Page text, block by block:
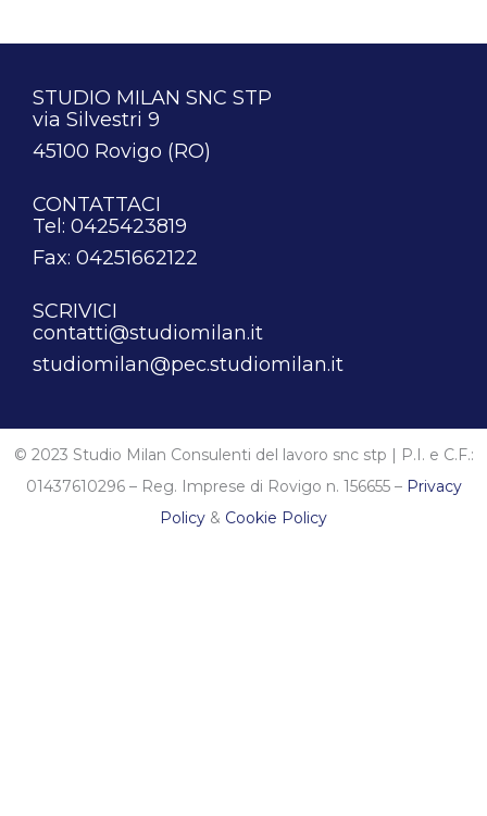
STUDIO MILAN SNC STP
via Silvestri 9
45100 Rovigo (RO)
CONTATTACI
Tel: 0425423819
Fax: 04251662122
SCRIVICI
contatti@studiomilan.it
studiomilan@pec.studiomilan.it
© 2023 Studio Milan Consulenti del lavoro snc stp | P.I. e C.F.:
01437610296 – Reg. Imprese di Rovigo n. 156655 – Privacy
Policy & Cookie Policy